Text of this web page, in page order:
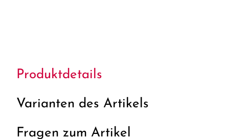
Produktdetails
Varianten des Artikels
Fragen zum Artikel